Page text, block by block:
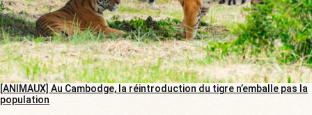
[ANIMAUX] Au Cambodge, la réintroduction du tigre n’emballe pas la
population